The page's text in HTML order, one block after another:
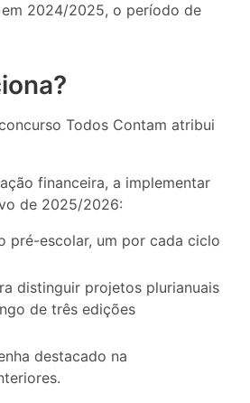
2024/2025, o período de
Todos Contam atribui
financeira, a implementar
de 2025/2026:
pré-escolar, um por cada ciclo
distinguir projetos plurianuais
de três edições
destacado na